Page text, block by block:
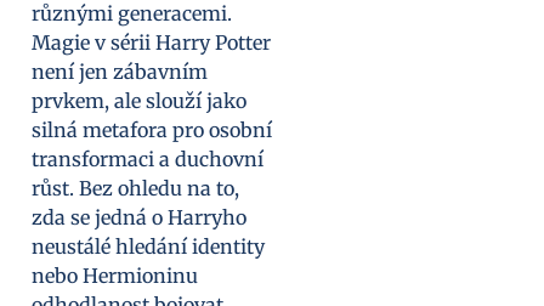
různými generacemi.
Magie v sérii Harry Potter
není jen zábavním
prvkem, ale slouží jako
silná metafora pro osobní
transformaci a duchovní
růst. Bez ohledu na to,
zda se jedná o Harryho
neustálé hledání identity
nebo Hermioninu